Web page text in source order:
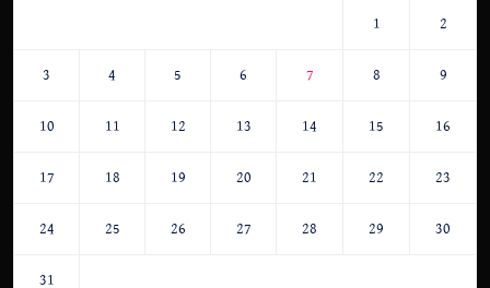
1 2
3 4 5 6 7 8 9
10 11 12 13 14 15 16
17 18 19 20 21 22 23
24 25 26 27 28 29 30
31